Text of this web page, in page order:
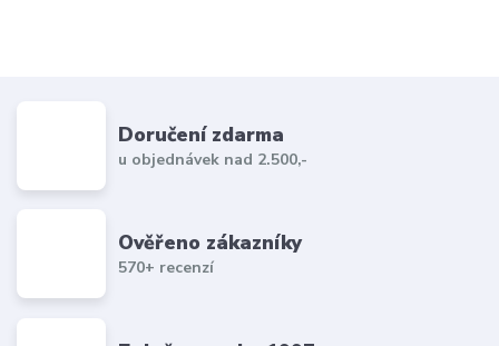
Doručení zdarma
u objednávek nad 2.500,-
Ověřeno zákazníky
570+ recenzí